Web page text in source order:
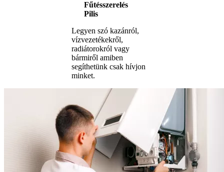
Fűtésszerelés
Pilis
Legyen szó kazánról,
vízvezetékekről,
radiátorokról vagy
bármiről amiben
segíthetünk csak hívjon
minket.